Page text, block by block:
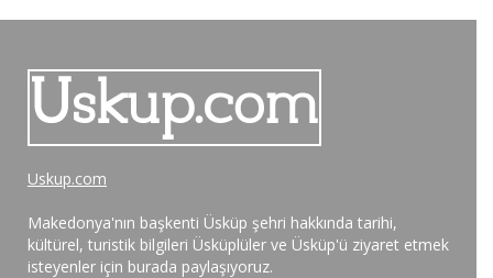
Uskup.com
Makedonya'nın başkenti Üsküp şehri hakkında tarihi,
kültürel, turistik bilgileri Üsküplüler ve Üsküp'ü ziyaret etmek
isteyenler için burada paylaşıyoruz.